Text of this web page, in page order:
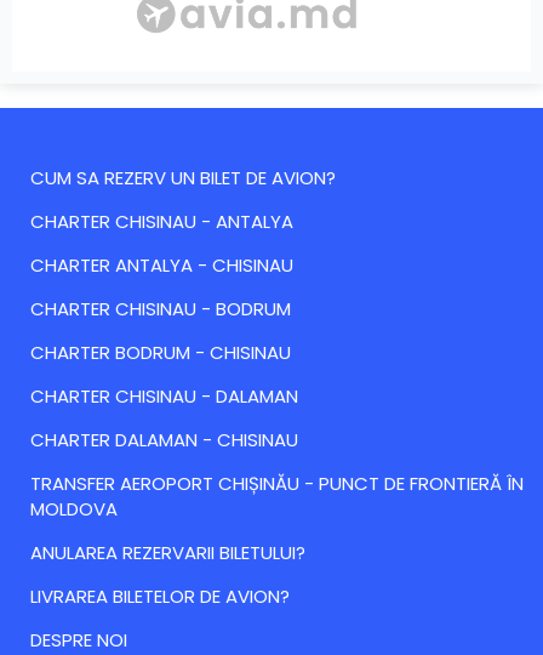
CUM SA REZERV UN BILET DE AVION?
CHARTER CHISINAU - ANTALYA
CHARTER ANTALYA - CHISINAU
CHARTER CHISINAU - BODRUM
CHARTER BODRUM - CHISINAU
CHARTER CHISINAU - DALAMAN
CHARTER DALAMAN - CHISINAU
TRANSFER AEROPORT CHIȘINĂU - PUNCT DE FRONTIERĂ ÎN
MOLDOVA
ANULAREA REZERVARII BILETULUI?
LIVRAREA BILETELOR DE AVION?
DESPRE NOI